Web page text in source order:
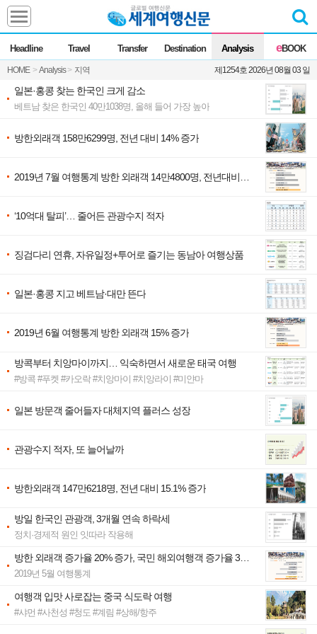
Headline Travel Transfer Destination Analysis eBOOK
HOME > Analysis > 지역 제1254호 2026년 08월 03 일
Headline
전체 News
Commentary Opinion
Focus Marketing
Travel
Transfer
일본·홍콩 찾는 한국인 크게 감소
베트남 찾은 한국인 40만1038명, 올해 들어 가장 높아
방한외래객 158만6299명, 전년 대비 14% 증가
2019년 7월 여행통계 방한 외래객 14만4800명, 전년대비
‘10억대 탈피’… 줄어든 관광수지 적자
징검다리 연휴, 자유일정+투어로 즐기는 동남아 여행상품
일본·홍콩 지고 베트남·대만 뜬다
2019년 6월 여행통계 방한 외래객 15% 증가
방콕부터 치앙마이까지… 익숙하면서 새로운 태국 여행
#방콕 #푸켓 #카오락 #치앙마이 #치앙라이 #미얀마
일본 방문객 줄어들자 대체지역 플러스 성장
관광수지 적자, 또 늘어날까
방한외래객 147만6218명, 전년 대비 15.1% 증가
방일 한국인 관광객, 3개월 연속 하락세
정치·경제적 원인 잇따라 작용해
방한 외래객 증가율 20% 증가, 국민 해외여행객 증가율 3%
증가
2019년 5월 여행통계
여행객 입맛 사로잡는 중국 식도락 여행
#샤먼 #사천성 #청도 #계림 #상해/항주